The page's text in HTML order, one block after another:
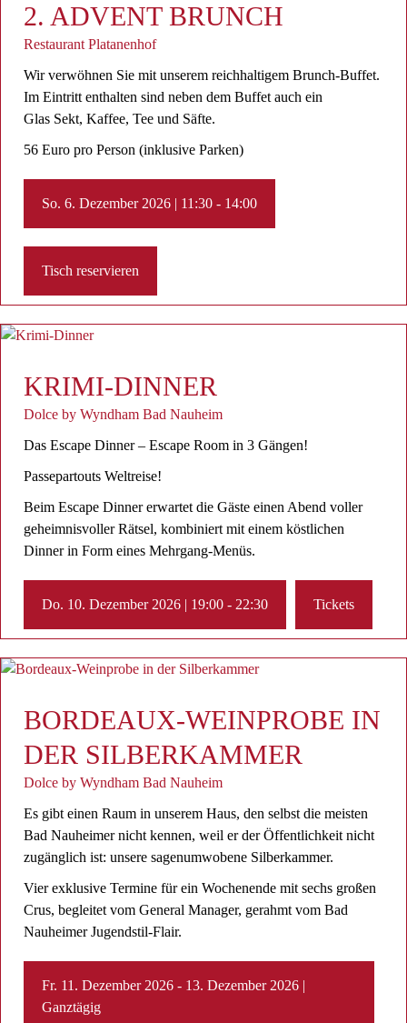
2. ADVENT BRUNCH
Restaurant Platanenhof
Wir verwöhnen Sie mit unserem reichhaltigem Brunch-Buffet.
Im Eintritt enthalten sind neben dem Buffet auch ein
Glas Sekt, Kaffee, Tee ​und Säfte.
56 Euro pro Person (inklusive Parken)
So. 6. Dezember 2026 | 11:30 - 14:00
Tisch reservieren
KRIMI-DINNER
Dolce by Wyndham Bad Nauheim
Das Escape Dinner – Escape Room in 3 Gängen!
Passepartouts Weltreise!
Beim Escape Dinner erwartet die Gäste einen Abend voller
geheimnisvoller Rätsel, kombiniert mit einem köstlichen
Dinner in Form eines Mehrgang-Menüs.
Do. 10. Dezember 2026 | 19:00 - 22:30 Tickets
BORDEAUX-WEINPROBE IN
DER SILBERKAMMER
Dolce by Wyndham Bad Nauheim
Es gibt einen Raum in unserem Haus, den selbst die meisten
Bad Nauheimer nicht kennen, weil er der Öffentlichkeit nicht
zugänglich ist: unsere sagenumwobene Silberkammer.
Vier exklusive Termine für ein Wochenende mit sechs großen
Crus, begleitet vom General Manager, gerahmt vom Bad
Nauheimer Jugendstil-Flair.
Fr. 11. Dezember 2026 - 13. Dezember 2026 |
Ganztägig